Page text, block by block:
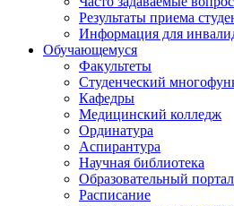
Результаты приема
Информация для
Обучающемуся
Факультеты
Студенческий
Кафедры
Медицинский колледж
Ординатура
Аспирантура
Научная библиотека
Образовательный портал
Расписание